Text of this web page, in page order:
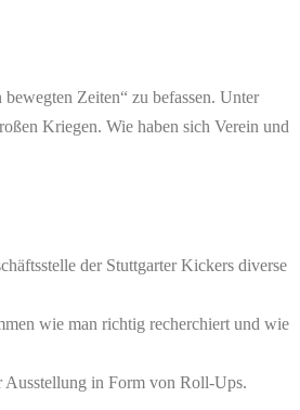
Zeiten“ zu befassen. Unter
Kriegen. Wie haben sich Verein und
der Stuttgarter Kickers diverse
wie man richtig recherchiert und wie
Ausstellung in Form von Roll-Ups.